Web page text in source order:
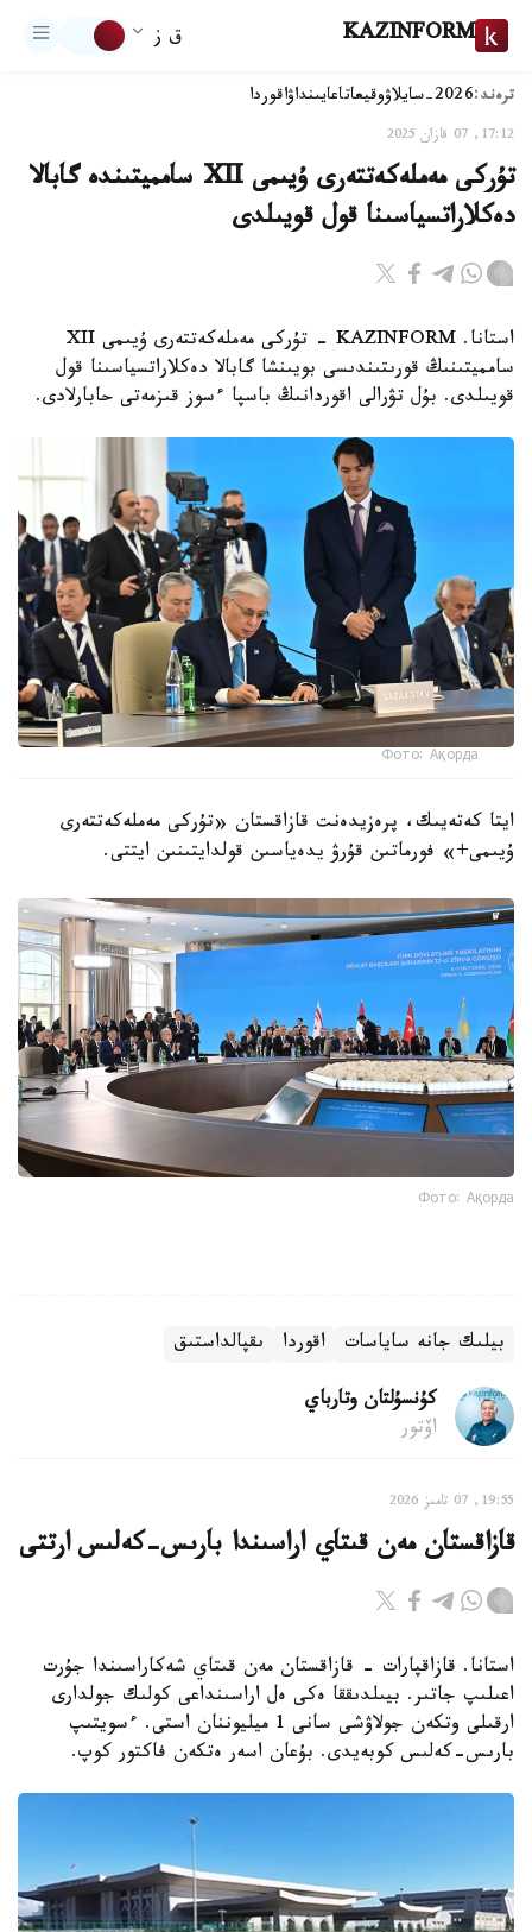
KAZINFORM ق ز
ترەند:2026-سايلاۋ وقيعاتاعايىنداۋاقوردا
17:12, 07 قازان 2025
تۇركى مەملەكەتتەرى ۇيىمى XII سامميتىندە گابالا
دەكلاراتسياسىنا قول قويىلدى
استانا. KAZINFORM - تۇركى مەملەكەتتەرى ۇيىمى XII
سامميتىنىڭ قورىتىندىسى بويىنشا گابالا دەكلاراتسياسىنا قول
قويىلدى. بۇل تۋرالى اقوردانىڭ باسپا ءسوز قىزمەتى حابارلادى.
Фото: Ақорда
ايتا كەتەيىك، پرەزيدەنت قازاقستان «تۇركى مەملەكەتتەرى
ۇيىمى+» فورماتىن قۇرۋ يدەياسىن قولدايتىنىن ايتتى.
Фото: Ақорда
بيلىك جانە ساياسات اقوردا ىقپالداستىق
كۇنسۇلتان وتارباي
اۆتور
19:55, 07 تامىز 2026
قازاقستان مەن قىتاي اراسىندا بارىس-كەلىس ارتتى
استانا. قازاقپارات - قازاقستان مەن قىتاي شەكاراسىندا جۇرت
اعىلىپ جاتىر. بيىلدىققا ەكى ەل اراسىنداعى كولىك جولدارى
ارقىلى وتكەن جولاۋشى سانى 1 ميليوننان استى. ءسويتىپ
بارىس-كەلىس كوبەيدى. بۇعان اسەر ەتكەن فاكتور كوپ.